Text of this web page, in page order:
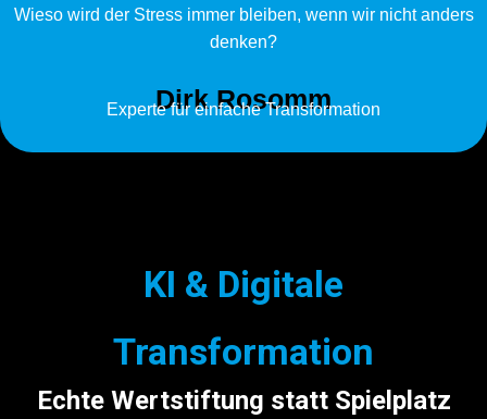
Wieso wird der Stress immer bleiben, wenn wir nicht anders
denken?
Dirk Rosomm
Experte für einfache Transformation
KI & Digitale
Transformation
Echte Wertstiftung statt Spielplatz